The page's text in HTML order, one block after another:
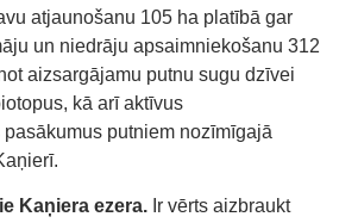
atjaunošanu 105 ha platībā gar
un niedrāju apsaimniekošanu 312
aizsargājamu putnu sugu dzīvei
kā arī aktīvus
putniem nozīmīgajā
Kaņiera ezera. Ir vērts aizbraukt